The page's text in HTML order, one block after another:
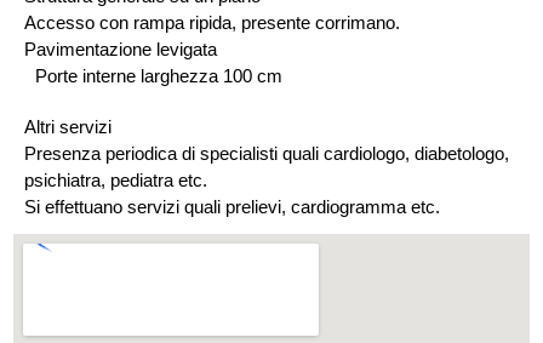
Accesso con rampa ripida, presente corrimano.
Pavimentazione levigata
Porte interne larghezza 100 cm
Altri servizi
Presenza periodica di specialisti quali cardiologo, diabetologo,
psichiatra, pediatra etc.
Si effettuano servizi quali prelievi, cardiogramma etc.